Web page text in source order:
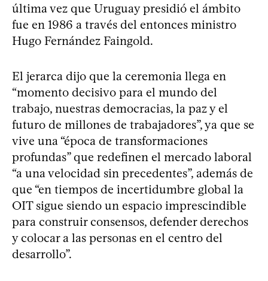
última vez que Uruguay presidió el ámbito
fue en 1986 a través del entonces ministro
Hugo Fernández Faingold.
El jerarca dijo que la ceremonia llega en
“momento decisivo para el mundo del
trabajo, nuestras democracias, la paz y el
futuro de millones de trabajadores”, ya que se
vive una “época de transformaciones
profundas” que redefinen el mercado laboral
“a una velocidad sin precedentes”, además de
que “en tiempos de incertidumbre global la
OIT sigue siendo un espacio imprescindible
para construir consensos, defender derechos
y colocar a las personas en el centro del
desarrollo”.